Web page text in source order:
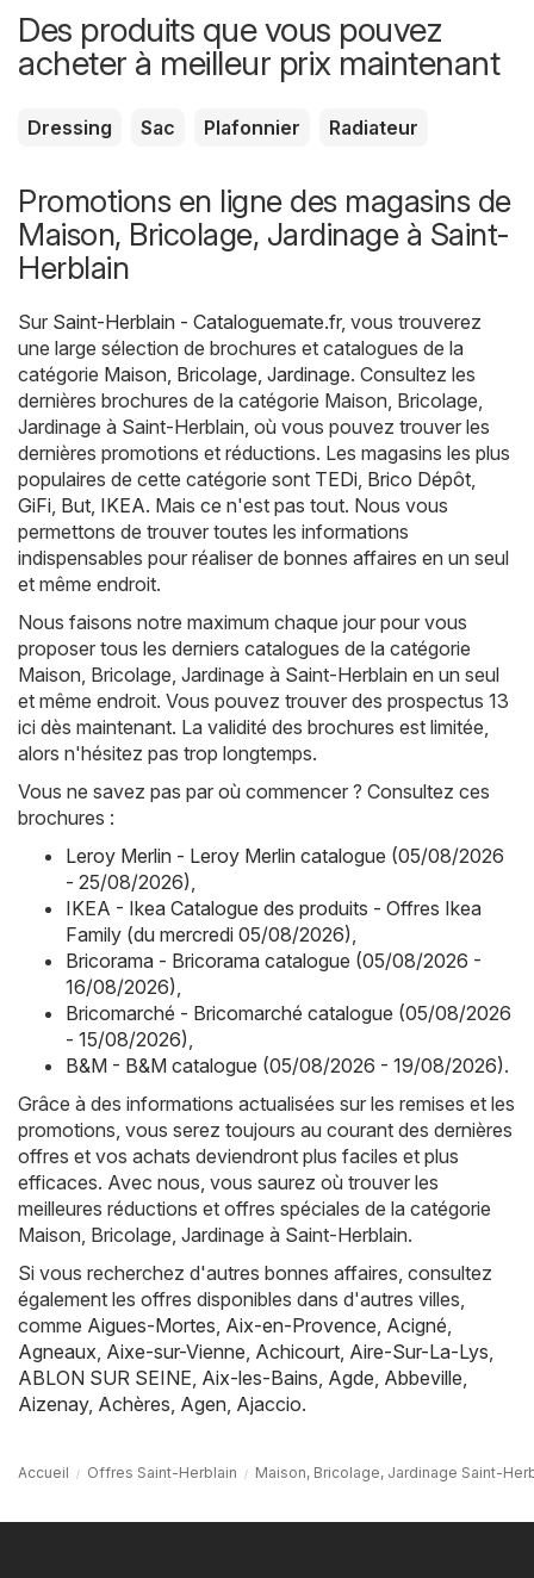
Des produits que vous pouvez
acheter à meilleur prix maintenant
Dressing Sac Plafonnier Radiateur
Promotions en ligne des magasins de
Maison, Bricolage, Jardinage à Saint-
Herblain
Sur Saint-Herblain - Cataloguemate.fr, vous trouverez
une large sélection de brochures et catalogues de la
catégorie Maison, Bricolage, Jardinage. Consultez les
dernières brochures de la catégorie Maison, Bricolage,
Jardinage à Saint-Herblain, où vous pouvez trouver les
dernières promotions et réductions. Les magasins les plus
populaires de cette catégorie sont TEDi, Brico Dépôt,
GiFi, But, IKEA. Mais ce n'est pas tout. Nous vous
permettons de trouver toutes les informations
indispensables pour réaliser de bonnes affaires en un seul
et même endroit.
Nous faisons notre maximum chaque jour pour vous
proposer tous les derniers catalogues de la catégorie
Maison, Bricolage, Jardinage à Saint-Herblain en un seul
et même endroit. Vous pouvez trouver des prospectus 13
ici dès maintenant. La validité des brochures est limitée,
alors n'hésitez pas trop longtemps.
Vous ne savez pas par où commencer ? Consultez ces
brochures :
Leroy Merlin - Leroy Merlin catalogue (05/08/2026
- 25/08/2026),
IKEA - Ikea Catalogue des produits - Offres Ikea
Family (du mercredi 05/08/2026),
Bricorama - Bricorama catalogue (05/08/2026 -
16/08/2026),
Bricomarché - Bricomarché catalogue (05/08/2026
- 15/08/2026),
B&M - B&M catalogue (05/08/2026 - 19/08/2026).
Grâce à des informations actualisées sur les remises et les
promotions, vous serez toujours au courant des dernières
offres et vos achats deviendront plus faciles et plus
efficaces. Avec nous, vous saurez où trouver les
meilleures réductions et offres spéciales de la catégorie
Maison, Bricolage, Jardinage à Saint-Herblain.
Si vous recherchez d'autres bonnes affaires, consultez
également les offres disponibles dans d'autres villes,
comme Aigues-Mortes, Aix-en-Provence, Acigné,
Agneaux, Aixe-sur-Vienne, Achicourt, Aire-Sur-La-Lys,
ABLON SUR SEINE, Aix-les-Bains, Agde, Abbeville,
Aizenay, Achères, Agen, Ajaccio.
Accueil Offres Saint-Herblain Maison, Bricolage, Jardinage Saint-